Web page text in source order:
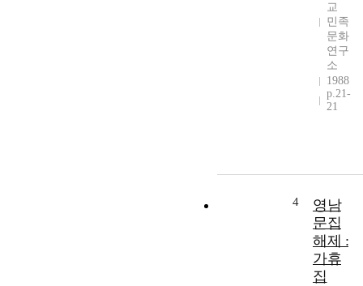
교
민족
문화
연구
소
1988
p.21-
21
4
영남
문집
해제 :
가휴
집